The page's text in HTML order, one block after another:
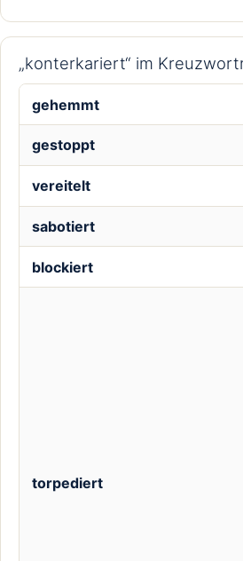
„konterkariert“ im
gehemmt
gestoppt
vereitelt
sabotiert
blockiert
torpediert